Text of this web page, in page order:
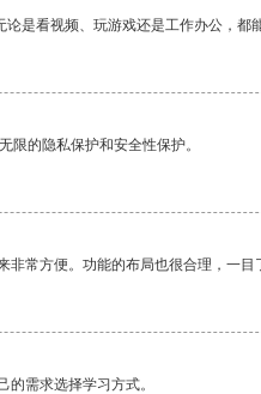
是看视频、玩游戏还是工作办公，都
限的隐私保护和安全性保护。
常方便。功能的布局也很合理，一目
需求选择学习方式。